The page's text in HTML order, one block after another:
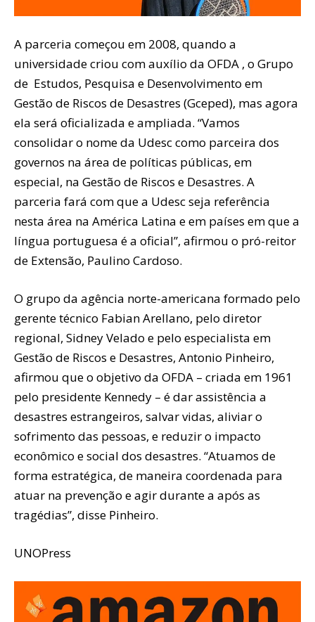
A parceria começou em 2008, quando a
universidade criou com auxílio da OFDA , o Grupo
de Estudos, Pesquisa e Desenvolvimento em
Gestão de Riscos de Desastres (Gceped), mas agora
ela será oficializada e ampliada. “Vamos
consolidar o nome da Udesc como parceira dos
governos na área de políticas públicas, em
especial, na Gestão de Riscos e Desastres. A
parceria fará com que a Udesc seja referência
nesta área na América Latina e em países em que a
língua portuguesa é a oficial”, afirmou o pró-reitor
de Extensão, Paulino Cardoso.
O grupo da agência norte-americana formado pelo
gerente técnico Fabian Arellano, pelo diretor
regional, Sidney Velado e pelo especialista em
Gestão de Riscos e Desastres, Antonio Pinheiro,
afirmou que o objetivo da OFDA – criada em 1961
pelo presidente Kennedy – é dar assistência a
desastres estrangeiros, salvar vidas, aliviar o
sofrimento das pessoas, e reduzir o impacto
econômico e social dos desastres. “Atuamos de
forma estratégica, de maneira coordenada para
atuar na prevenção e agir durante a após as
tragédias”, disse Pinheiro.
UNOPress